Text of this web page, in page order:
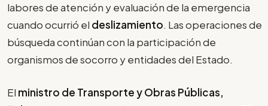
labores de atención y evaluación de la emergencia
cuando ocurrió el deslizamiento. Las operaciones de
búsqueda continúan con la participación de
organismos de socorro y entidades del Estado.
El ministro de Transporte y Obras Públicas,